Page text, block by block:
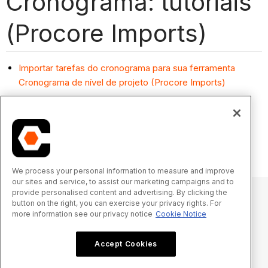
(Procore Imports)
Importar tarefas do cronograma para sua ferramenta
Cronograma de nível de projeto (Procore Imports)
Preparar tarefas do cronograma para importar para o
Atualizar as tarefas do cronograma em sua ferramenta
Cronograma de nível de projeto (Procore Imports)
Termos de Serviço
We process your personal information to measure and improve
our sites and service, to assist our marketing campaigns and to
provide personalised content and advertising. By clicking the
button on the right, you can exercise your privacy rights. For
more information see our privacy notice Cookie Notice
Accept Cookies